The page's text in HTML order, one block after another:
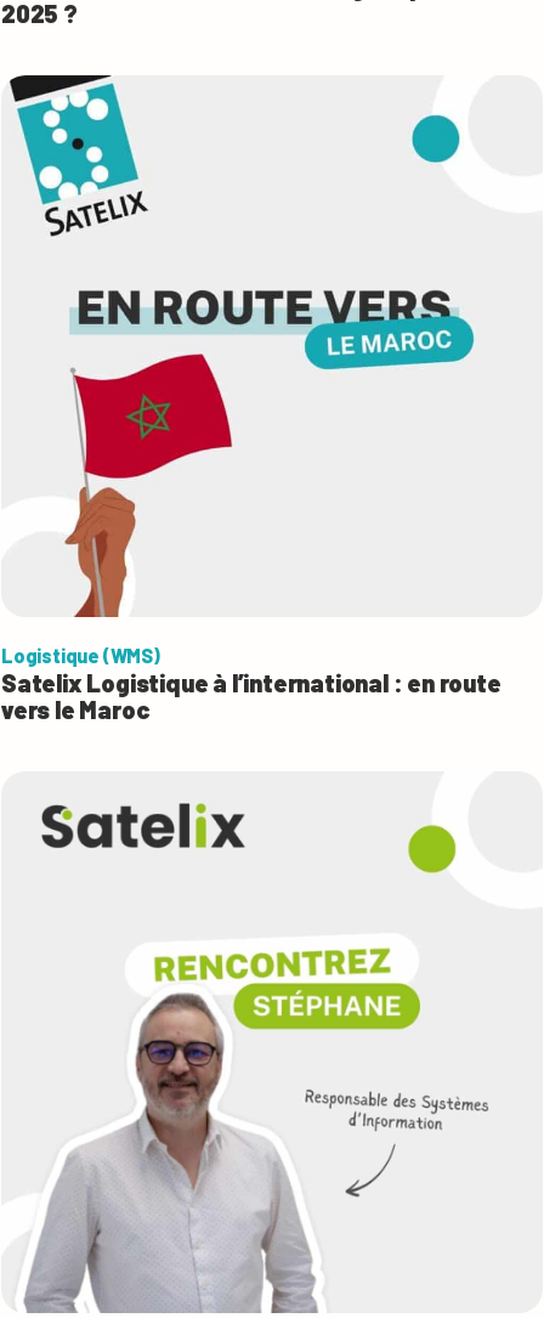
2025 ?
Logistique (WMS)
Satelix Logistique à l’international : en route
vers le Maroc